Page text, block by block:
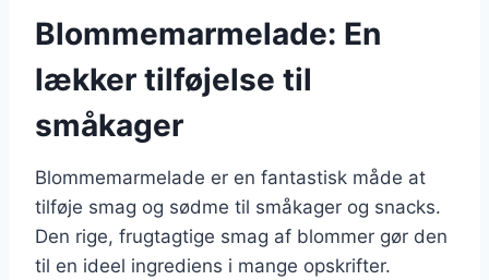
Blommemarmelade: En
lækker tilføjelse til
småkager
Blommemarmelade er en fantastisk måde at
tilføje smag og sødme til småkager og snacks.
Den rige, frugtagtige smag af blommer gør den
til en ideel ingrediens i mange opskrifter.